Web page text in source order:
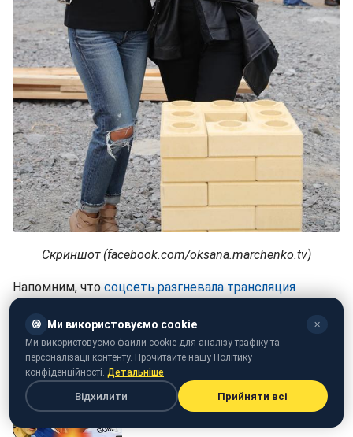
Скриншот (facebook.com/oksana.marchenko.tv)
Напомним, что соцсеть разгневала трансляция
рекламы с кумой Путина в поезде "Интерсити".
🍪 Ми використовуємо cookie ✕
Ми використовуємо файли cookie для аналізу трафіку та
персоналізації контенту. Прочитайте нашу Політику
конфіденційності. Детальніше
Відхилити Прийняти всі